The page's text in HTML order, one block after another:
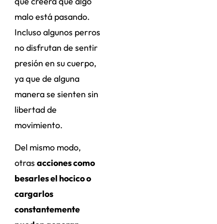
malo está pasando.
Incluso algunos perros
no disfrutan de sentir
presión en su cuerpo,
ya que de alguna
manera se sienten sin
libertad de
movimiento.
Del mismo modo,
otras acciones como
besarles el hocico o
cargarlos
constantemente